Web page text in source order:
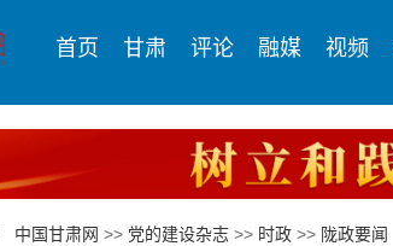
首页 甘肃 评论 融媒 视频
中国甘肃网 >> 党的建设杂志 >> 时政 >> 陇政要闻